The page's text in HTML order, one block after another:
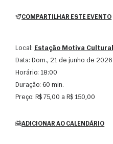
COMPARTILHAR ESTE EVENTO
Local: Estação Motiva Cultural
Data:
dom., 21 de junho de 2026
Horário:
18:00
Duração: 60 min.
Preço: R$ 75,00 a R$ 150,00
ADICIONAR AO CALENDÁRIO